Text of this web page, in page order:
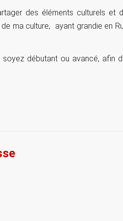
des éléments culturels et
ma culture, ayant grandie en
débutant ou avancé, afin